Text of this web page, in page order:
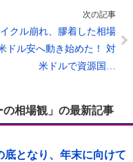
次の記事
クル崩れ、膠着した相場
ドル安へ動き始めた！ 対
米ドルで資源国…
相場観」の最新記事
底となり、年末に向けて